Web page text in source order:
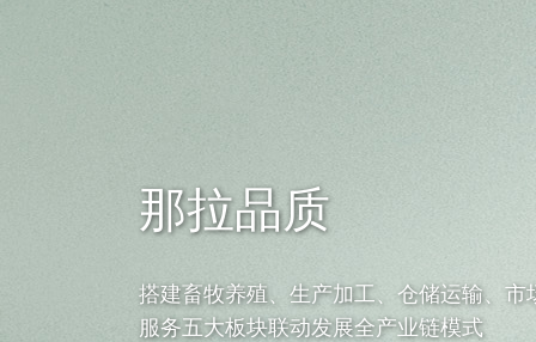
那拉品质
搭建畜牧养殖、生产加工、仓储运输、市
服务五大板块联动发展全产业链模式